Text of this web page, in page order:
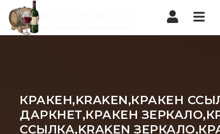
КРАКЕН,KRAKEN,КРАКЕН
ДАРКНЕТ,КРАКЕН
ССЫЛКА,KRAKEN